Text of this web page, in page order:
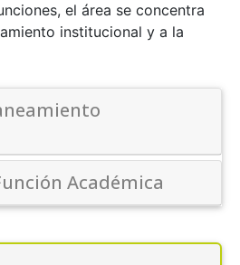
el área se concentra
institucional y a la
Académica